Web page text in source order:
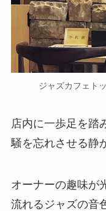
ジャズカフェト
店内に一歩足を踏
騒を忘れさせる静
オーナーの趣味が
流れるジャズの音